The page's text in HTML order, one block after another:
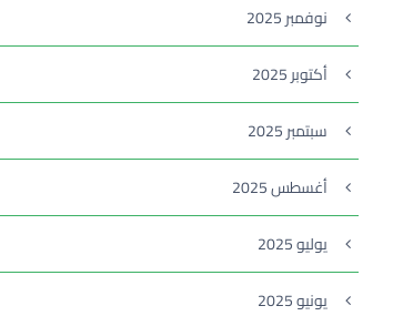
نوفمبر 2025
أكتوبر 2025
سبتمبر 2025
أغسطس 2025
يوليو 2025
يونيو 2025